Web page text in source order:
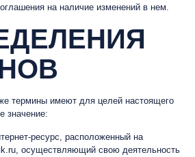
на наличие изменений в нем.
термины имеют для целей настоящего
значение:
ресурс, расположенный на
осуществляющий свою деятельность